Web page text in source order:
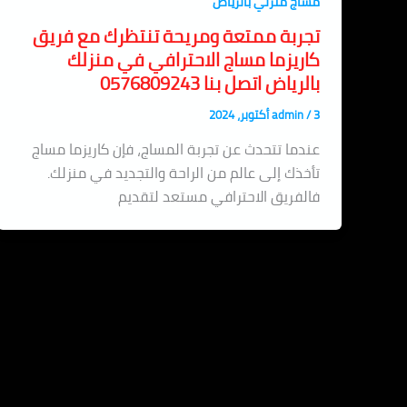
تجربة ممتعة ومريحة تنتظرك مع فريق
كاريزما مساج الاحترافي في منزلك
بالرياض اتصل بنا 0576809243
admin/3 أكتوبر، 2024
عندما تتحدث عن تجربة المساج، فإن كاريزما مساج
تأخذك إلى عالم من الراحة والتجديد في منزلك.
فالفريق الاحترافي مستعد لتقديم